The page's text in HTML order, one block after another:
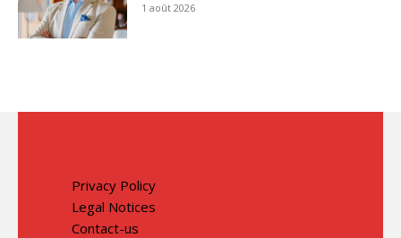
1 août 2026
Privacy Policy
Legal Notices
Contact-us